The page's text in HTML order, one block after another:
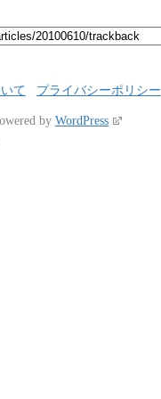
て プライバシーポリシー
by WordPress